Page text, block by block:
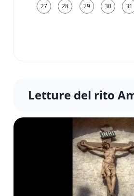
27 28 29 30 31
Letture del rito